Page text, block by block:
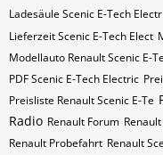
Ladesäule Scenic E-Tech Electr
Lieferzeit Scenic E-Tech Elect
Modellauto Renault Scenic E-
PDF Scenic E-Tech Electric
Preisliste Renault Scenic E-Te
Radio Renault Forum
Renault Probefahrt Renault